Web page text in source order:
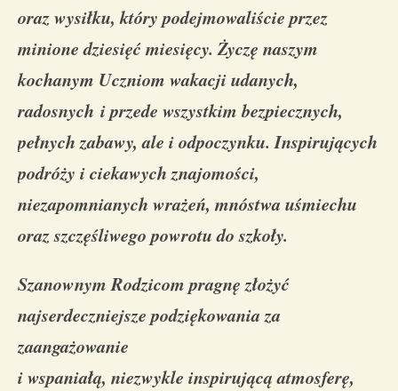
oraz wysiłku, który podejmowaliście przez
minione dziesięć miesięcy. Życzę naszym
kochanym Uczniom wakacji udanych,
radosnych i przede wszystkim bezpiecznych,
pełnych zabawy, ale i odpoczynku. Inspirujących
podróży i ciekawych znajomości,
niezapomnianych wrażeń, mnóstwa uśmiechu
oraz szczęśliwego powrotu do szkoły.
Szanownym Rodzicom pragnę złożyć
najserdeczniejsze podziękowania za
zaangażowanie
i wspaniałą, niezwykle inspirującą atmosferę,